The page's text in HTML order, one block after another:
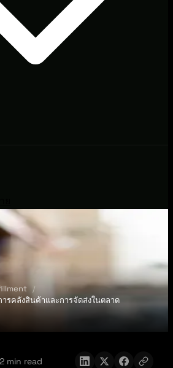
รคลังสินค้าและการจัดส่งในตลาด
2 min read